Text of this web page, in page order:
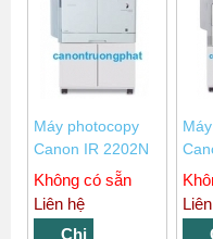
Máy photocopy
Canon IR 2202N
Không có sẵn
Liên hệ
Chi